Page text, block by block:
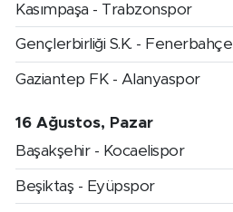
Kasımpaşa - Trabzonspor
Gençlerbirliği S.K. - Fenerbahçe
Gaziantep FK - Alanyaspor
16 Ağustos, Pazar
Başakşehir - Kocaelispor
Beşiktaş - Eyüpspor